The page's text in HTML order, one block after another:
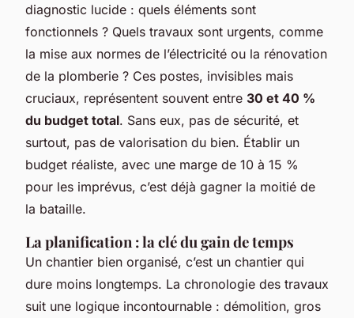
diagnostic lucide : quels éléments sont
fonctionnels ? Quels travaux sont urgents, comme
la mise aux normes de l’électricité ou la rénovation
de la plomberie ? Ces postes, invisibles mais
cruciaux, représentent souvent entre 30 et 40 %
du budget total. Sans eux, pas de sécurité, et
surtout, pas de valorisation du bien. Établir un
budget réaliste, avec une marge de 10 à 15 %
pour les imprévus, c’est déjà gagner la moitié de
la bataille.
La planification : la clé du gain de temps
Un chantier bien organisé, c’est un chantier qui
dure moins longtemps. La chronologie des travaux
suit une logique incontournable : démolition, gros